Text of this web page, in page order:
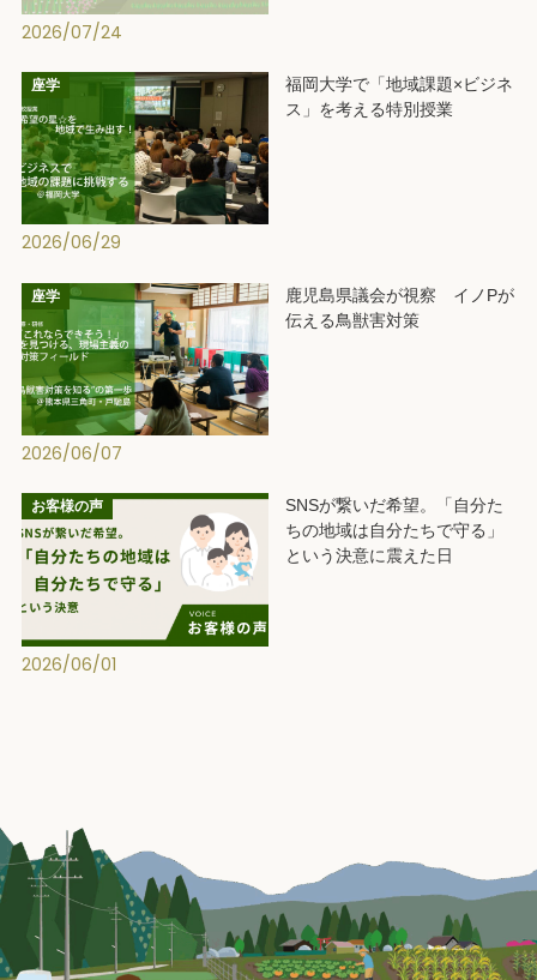
2026/07/24
座学
福岡大学で「地域課題×ビジネ
ス」を考える特別授業
2026/06/29
座学
鹿児島県議会が視察 イノPが
伝える鳥獣害対策
2026/06/07
お客様の声
SNSが繋いだ希望。「自分た
ちの地域は自分たちで守る」
という決意に震えた日
2026/06/01